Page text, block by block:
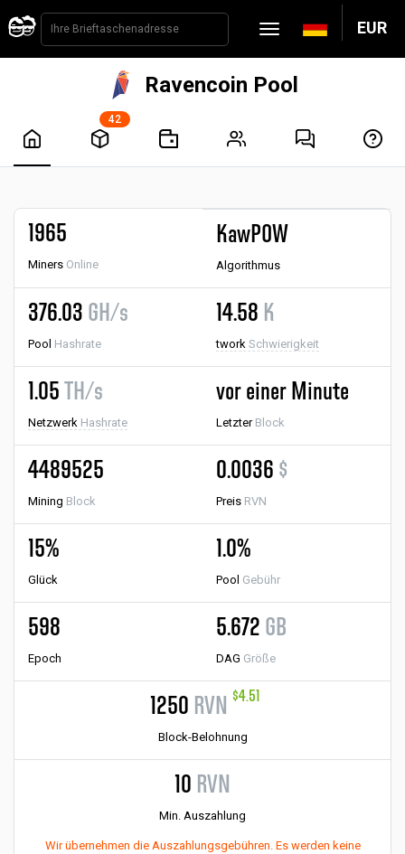
EUR
Ravencoin Pool
42
1965
Miners Online
KawPOW
Algorithmus
376.03 GH/s
Pool Hashrate
14.58 K
twork Schwierigkeit
1.05 TH/s
Netzwerk Hashrate
vor einer Minute
Letzter Block
4489525
Mining Block
0.0036 $
Preis RVN
15%
Glück
1.0%
Pool Gebühr
598
Epoch
5.672 GB
DAG Größe
1250 RVN $4.51
Block-Belohnung
10 RVN
Min. Auszahlung
Wir übernehmen die Auszahlungsgebühren. Es werden keine